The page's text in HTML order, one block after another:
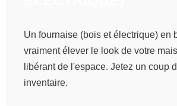
Un fournaise (bois et électrique) en
vraiment élever le look de votre
libérant de l'espace. Jetez un coup
inventaire.